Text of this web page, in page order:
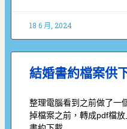
18 6 月, 2024
結婚書約檔案供
整理電腦看到之前做了一
掉檔案之前，轉成pdf檔